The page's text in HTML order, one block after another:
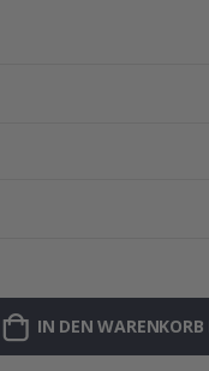
IN DEN WARENKORB